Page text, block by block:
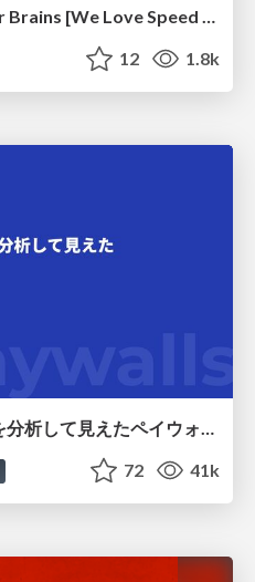
Performance Is Good for Brains [We Love Speed 2024]
12 1.8k
世界の人気アプリ100個を分析して見えたペイウォール設計の心得
72 41k